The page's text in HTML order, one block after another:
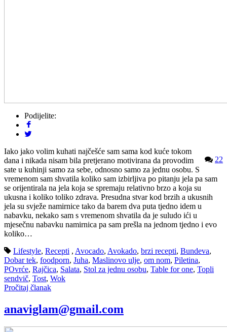
Podijelite:
22
Iako jako volim kuhati najčešće sam sama kod kuće tokom
dana i nikada nisam bila pretjerano motivirana da provodim
sate u kuhinji samo za sebe, odnosno samo za jednu osobu. S
vremenom sam shvatila koliko sam izbirljiva po pitanju jela pa sam
se orijentirala na jela koja se spremaju relativno brzo a koja su
ukusna i koliko toliko zdrava. Presudna stvar kod brzih a ukusnih
jela su svježe namirnice tako da barem dva puta tjedno idem u
nabavku, nekako sam s vremenom shvatila da je suludo ići u
mjesečnu nabavku namirnica pa sam prešla na jednom tjedno i evo
koliko…
Lifestyle, Recepti , Avocado, Avokado, brzi recepti, Bundeva,
Dobar tek, foodporn, Juha, Maslinovo ulje, om nom, Piletina,
POvrće, Rajčica, Salata, Stol za jednu osobu, Table for one, Topli
sendvič, Tost, Wok
Pročitaj članak
anaviglam@gmail.com